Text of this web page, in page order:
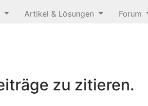
Artikel & Lösungen Forum
zu zitieren.